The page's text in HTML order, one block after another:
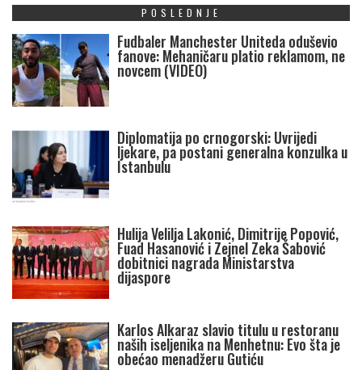
POSLEDNJE
Fudbaler Manchester Uniteda oduševio
fanove: Mehaničaru platio reklamom, ne
novcem (VIDEO)
Diplomatija po crnogorski: Uvrijedi
ljekare, pa postani generalna konzulka u
Istanbulu
Hulija Velilja Lakonić, Dimitrije Popović,
Fuad Hasanović i Zejnel Zeka Šabović
dobitnici nagrada Ministarstva
dijaspore
Karlos Alkaraz slavio titulu u restoranu
naših iseljenika na Menhetnu: Evo šta je
obećao menadžeru Gutiću